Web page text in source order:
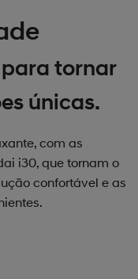
tornar
únicas.
com as
i30, que tornam o
confortável e as